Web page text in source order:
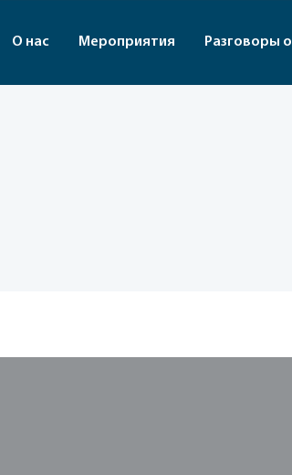
О нас Мероприятия Разговоры